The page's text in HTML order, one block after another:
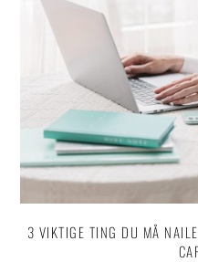
3 VIKTIGE TING DU MÅ